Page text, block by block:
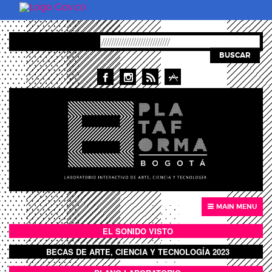
Pasar al contenido principal
BUSCAR
MAIN MENU
BOTÓN SONIDO VISTO
EL SONIDO VISTO
BOTON DOMO LLENO
BECAS DE ARTE, CIENCIA Y TECNOLOGÍA 2023